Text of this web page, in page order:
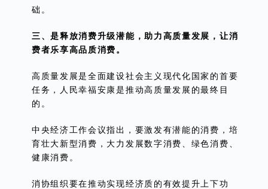
础。
三、是释放消费升级潜能，助力高质量发展，让消
费者乐享高品质消费。
高质量发展是全面建设社会主义现代化国家的首要
任务，人民幸福安康是推动高质量发展的最终目
的。
中央经济工作会议指出，要激发有潜能的消费，培
育壮大新型消费，大力发展数字消费、绿色消费、
健康消费。
消协组织要在推动实现经济质的有效提升上下功